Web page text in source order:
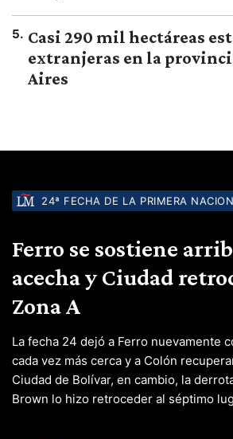
5. Casi 290 mil hectáreas
extranjeras en la
Aires
24ª FECHA DE LA PRIMERA
Ferro se sostiene
acecha y Ciudad
Zona A
La fecha 24 dejó a Ferro nuevamente
cada vez más cerca y a Colón
Ciudad de Bolívar, en cambio, la
Brown lo hizo retroceder al séptimo